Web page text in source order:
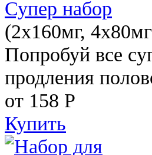
Супер набор
(2х160мг,
Попробуй все
продления
от 158 Р
Купить